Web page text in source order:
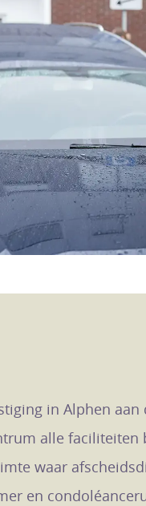
in Alphen aan
alle faciliteiten
waar
en